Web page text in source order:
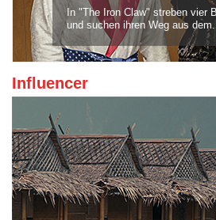
In "The Iron Claw" streben vier
und suchen ihren Weg aus
Influencer